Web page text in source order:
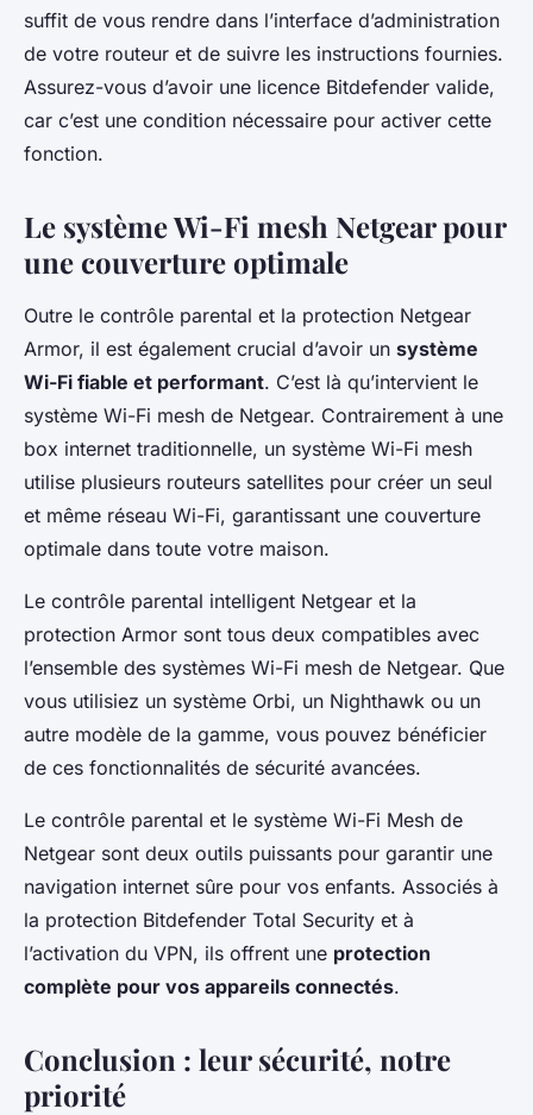
suffit de vous rendre dans l’interface d’administration
de votre routeur et de suivre les instructions fournies.
Assurez-vous d’avoir une licence Bitdefender valide,
car c’est une condition nécessaire pour activer cette
fonction.
Le système Wi-Fi mesh Netgear pour
une couverture optimale
Outre le contrôle parental et la protection Netgear
Armor, il est également crucial d’avoir un système
Wi-Fi fiable et performant. C’est là qu’intervient le
système Wi-Fi mesh de Netgear. Contrairement à une
box internet traditionnelle, un système Wi-Fi mesh
utilise plusieurs routeurs satellites pour créer un seul
et même réseau Wi-Fi, garantissant une couverture
optimale dans toute votre maison.
Le contrôle parental intelligent Netgear et la
protection Armor sont tous deux compatibles avec
l’ensemble des systèmes Wi-Fi mesh de Netgear. Que
vous utilisiez un système Orbi, un Nighthawk ou un
autre modèle de la gamme, vous pouvez bénéficier
de ces fonctionnalités de sécurité avancées.
Le contrôle parental et le système Wi-Fi Mesh de
Netgear sont deux outils puissants pour garantir une
navigation internet sûre pour vos enfants. Associés à
la protection Bitdefender Total Security et à
l’activation du VPN, ils offrent une protection
complète pour vos appareils connectés.
Conclusion : leur sécurité, notre
priorité